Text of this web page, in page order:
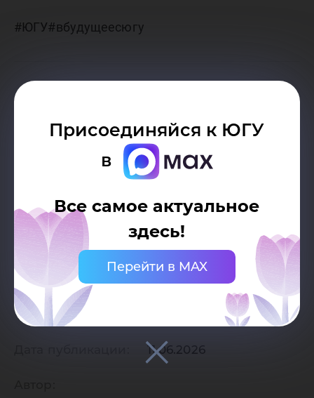
Присоединяйся к ЮГУ
в
Все самое актуальное
здесь!
Перейти в MAX
#ЮГУ#вбудущеесюгу
11.06.2026